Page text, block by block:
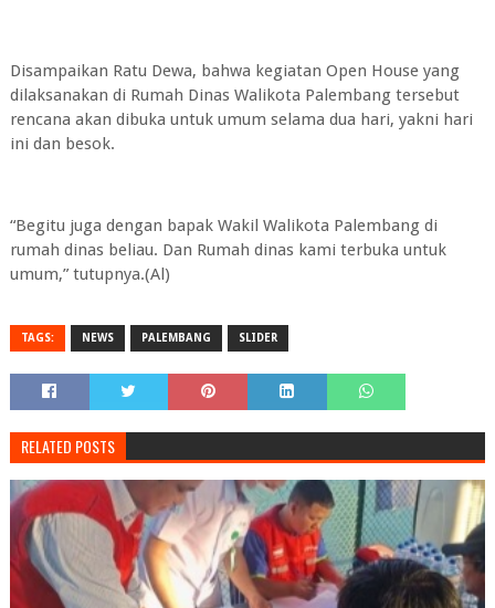
Disampaikan Ratu Dewa, bahwa kegiatan Open House yang
dilaksanakan di Rumah Dinas Walikota Palembang tersebut
rencana akan dibuka untuk umum selama dua hari, yakni hari
ini dan besok.
“Begitu juga dengan bapak Wakil Walikota Palembang di
rumah dinas beliau. Dan Rumah dinas kami terbuka untuk
umum,” tutupnya.(Al)
TAGS: NEWS PALEMBANG SLIDER
RELATED POSTS